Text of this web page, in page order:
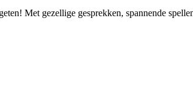
Met gezellige gesprekken, spannende